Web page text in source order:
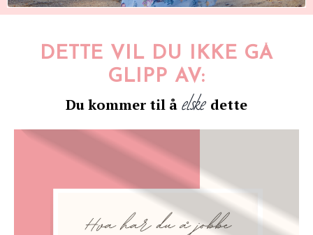
DETTE VIL DU IKKE GÅ
GLIPP AV:
Du kommer til å elske dette